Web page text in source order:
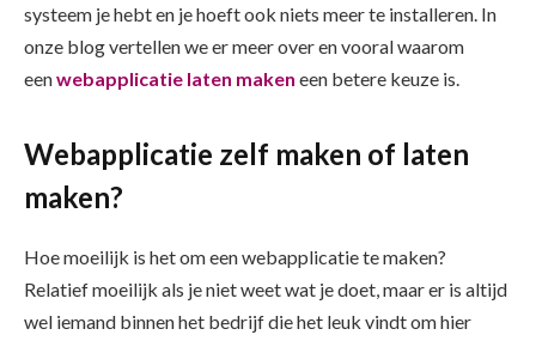
systeem je hebt en je hoeft ook niets meer te installeren. In
onze blog vertellen we er meer over en vooral waarom
eenwebapplicatie laten maken een betere keuze is.
Webapplicatie zelf maken of laten
maken?
Hoe moeilijk is het om een webapplicatie te maken?
Relatief moeilijk als je niet weet wat je doet, maar er is altijd
wel iemand binnen het bedrijf die het leuk vindt om hier